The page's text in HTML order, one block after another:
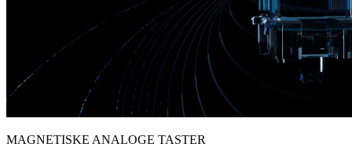
MAGNETISKE ANALOGE TASTER